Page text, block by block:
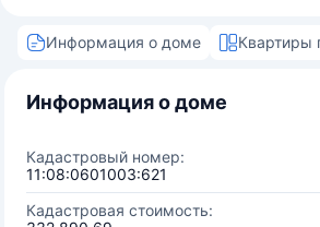
Информация о доме Квартиры
Информация о доме
Кадастровый номер:
11:08:0601003:621
Кадастровая стоимость: